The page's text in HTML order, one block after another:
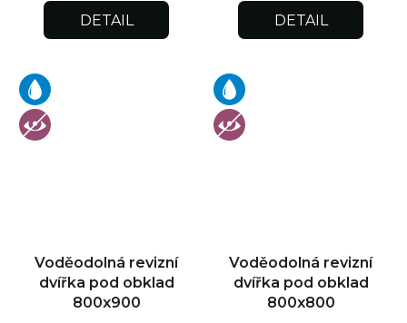
DETAIL DETAIL
Voděodolná revizní
dvířka pod obklad
800x900
Voděodolná revizní
dvířka pod obklad
800x800